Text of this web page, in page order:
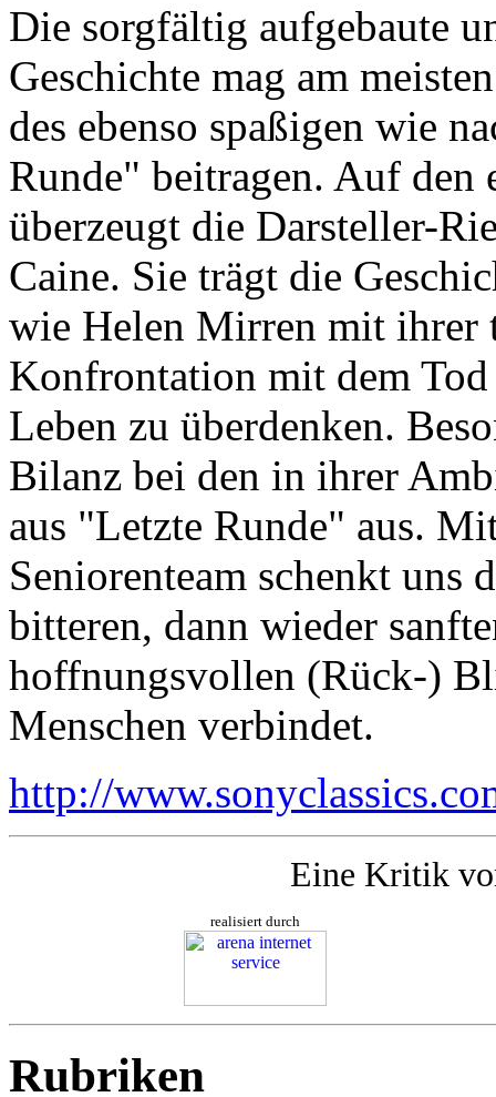
Die sorgfältig aufgebaute
Geschichte mag am
des ebenso spaßigen wie
Runde" beitragen. Auf
überzeugt die Darsteller-
Caine. Sie trägt die
wie Helen Mirren mit ihrer
Konfrontation mit dem
Leben zu überdenken.
Bilanz bei den in ihrer
aus "Letzte Runde" aus.
Seniorenteam schenkt uns
bitteren, dann wieder
hoffnungsvollen (Rück-)
Menschen verbindet.
http://
Eine Kritik
realisiert durch
Rubriken